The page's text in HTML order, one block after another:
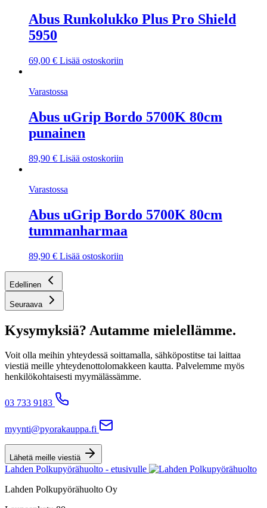
Abus Runkolukko Plus Pro Shield
5950
69,00 € Lisää ostoskoriin
Varastossa
Abus uGrip Bordo 5700K 80cm
punainen
89,90 € Lisää ostoskoriin
Varastossa
Abus uGrip Bordo 5700K 80cm
tummanharmaa
89,90 € Lisää ostoskoriin
Edellinen
Seuraava
Kysymyksiä? Autamme mielellämme.
Voit olla meihin yhteydessä soittamalla, sähköpostitse tai laittaa
viestiä meille yhteydenottolomakkeen kautta. Palvelemme myös
henkilökohtaisesti myymälässämme.
03 733 9183
myynti@pyorakauppa.fi
Lähetä meille viestiä
Lahden Polkupyörähuolto - etusivulle
Lahden Polkupyörähuolto Oy